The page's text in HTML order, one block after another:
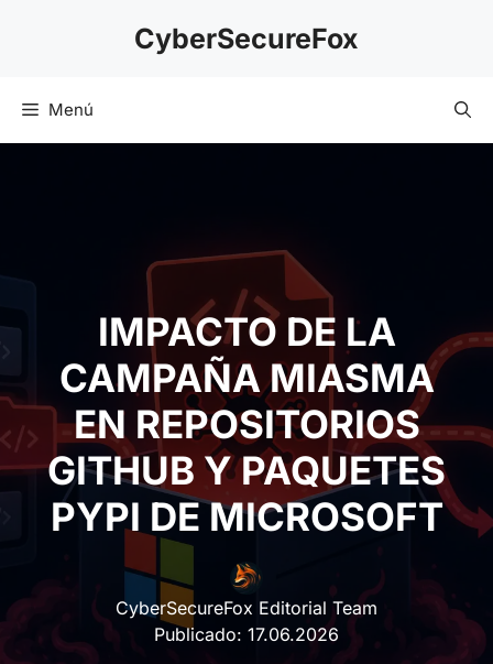
CyberSecureFox
Menú
IMPACTO DE LA
CAMPAÑA MIASMA
EN REPOSITORIOS
GITHUB Y PAQUETES
PYPI DE MICROSOFT
CyberSecureFox Editorial Team
Publicado:17.06.2026